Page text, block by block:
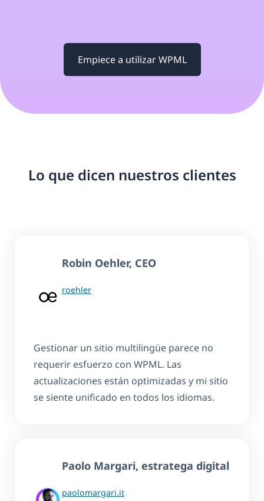
Empiece a utilizar WPML
Lo que dicen nuestros clientes
Robin Oehler, CEO
roehler
Gestionar un sitio multilingüe parece no
requerir esfuerzo con WPML. Las
actualizaciones están optimizadas y mi sitio
se siente unificado en todos los idiomas.
Paolo Margari, estratega digital
paolomargari.it